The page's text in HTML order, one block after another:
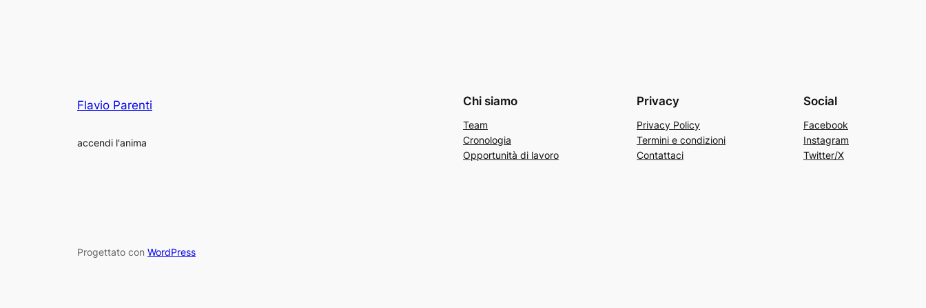
Flavio Parenti
accendi l'anima
Chi siamo
Team
Cronologia
Opportunità di lavoro
Privacy
Privacy Policy
Termini e condizioni
Contattaci
Social
Facebook
Instagram
Twitter/X
Progettato con WordPress